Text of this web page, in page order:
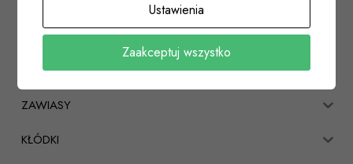
KLAMKI/POCHWYTY DRZWIOWE
ELEKTROZACZEPY
ZAWIASY
KŁÓDKI
Ustawienia
Zaakceptuj wszystko